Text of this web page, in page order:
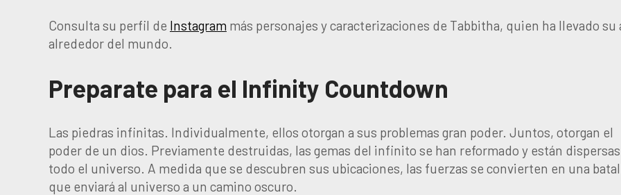
Consulta su perfil de Instagram más personajes y caracterizaciones de Tabbitha, quien ha llevado su
alrededor del mundo.
Preparate para el Infinity Countdown
Las piedras infinitas. Individualmente, ellos otorgan a sus problemas gran poder. Juntos, otorgan el
poder de un dios. Previamente destruidas, las gemas del infinito se han reformado y están
todo el universo. A medida que se descubren sus ubicaciones, las fuerzas se convierten en una
que enviará al universo a un camino oscuro.